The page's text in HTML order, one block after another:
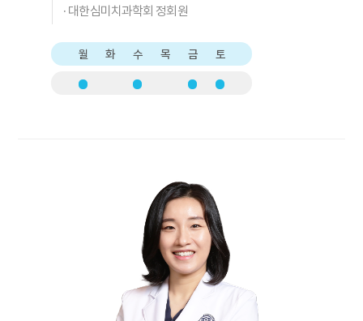
· 대한심미치과학회 정회원
월 화 수 목 금 토